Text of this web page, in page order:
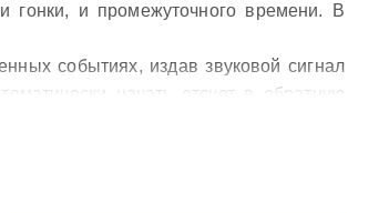
гонки, и промежуточного времени. В
событиях, издав звуковой сигнал
начать отсчет в обратную
или выполнять промежуточные
Вами на определенное время.